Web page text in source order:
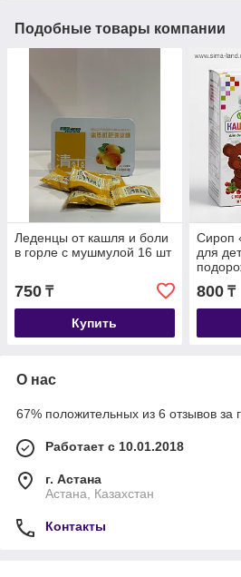
Подобные товары компании
Леденцы от кашля и боли
в горле с мушмулой 16 шт
750 ₸
Купить
Сироп
для
800₸
О нас
67% положительных из 6 отзывов за
Работает с 10.01.2018
г. Астана
Астана, Казахстан
Контакты